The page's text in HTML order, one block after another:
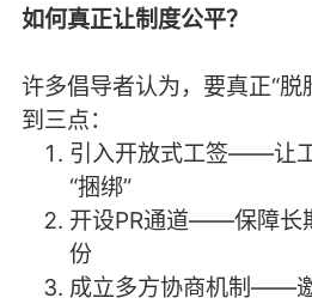
如何真正让制度公平？
许多倡导者认为，要真正“脱
到三点：
引入开放式工签——让
“捆绑”
开设PR通道——保障长
份
成立多方协商机制——